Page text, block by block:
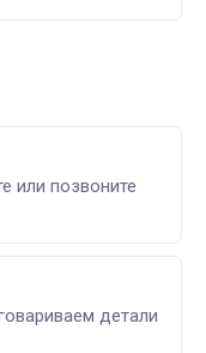
или позвоните
детали